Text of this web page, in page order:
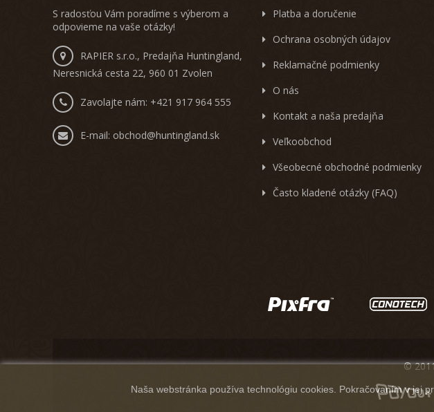
S radosťou Vám poradíme s výberom a
odpovieme na vaše otázky!
RAPIER s.r.o., Predajňa Huntingland,
Neresnická cesta 22, 960 01 Zvolen
Zavolajte nám: +421 917 964 555
E-mail: obchod@huntingland.sk
Platba a doručenie
Ochrana osobných údajov
Reklamačné podmienky
O nás
Kontakt a naša predajňa
Veľkoobchod
Všeobecné obchodné podmienky
Často kladené otázky (FAQ)
Naša webstránka používa technológiu cookies. Pokračovaním v jej
©